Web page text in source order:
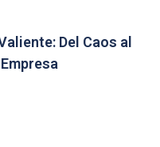
Del Caos al